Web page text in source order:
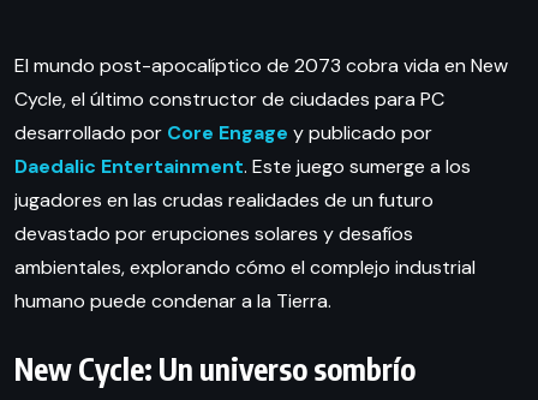
El mundo post-apocalíptico de 2073 cobra vida en New
Cycle, el último constructor de ciudades para PC
desarrollado por Core Engage y publicado por
Daedalic Entertainment. Este juego sumerge a los
jugadores en las crudas realidades de un futuro
devastado por erupciones solares y desafíos
ambientales, explorando cómo el complejo industrial
humano puede condenar a la Tierra.
New Cycle: Un universo sombrío